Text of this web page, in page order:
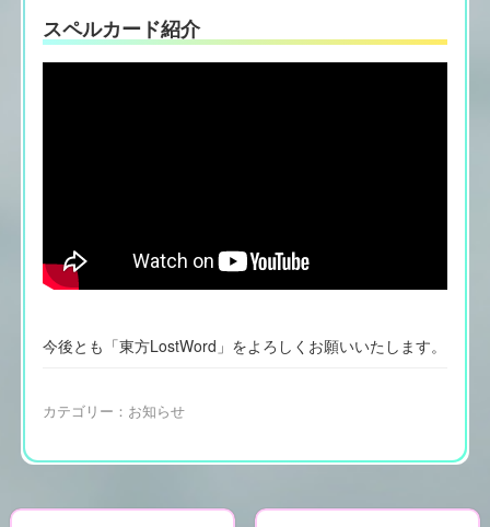
スペルカード紹介
今後とも「東方LostWord」をよろしくお願いいたします。
カテゴリー： お知らせ